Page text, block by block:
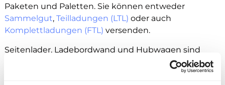
Paketen und Paletten. Sie können entweder
Sammelgut, Teilladungen (LTL) oder auch
Komplettladungen (FTL) versenden.
Seitenlader, Ladebordwand und Hubwagen sind
grundsätzlich als Zusatzleistung buchbar.